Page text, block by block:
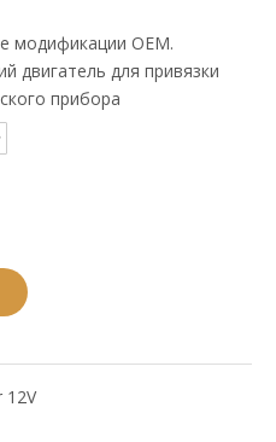
модификации OEM.
двигатель для привязки
прибора
12V